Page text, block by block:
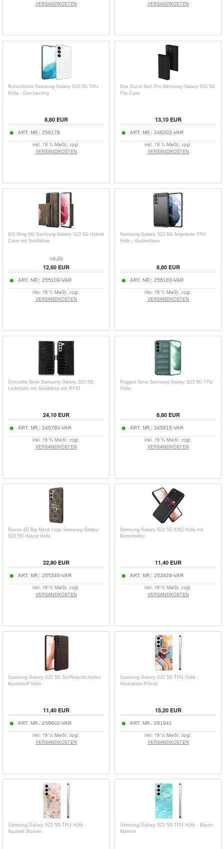
VERSANDKOSTEN
VERSANDKOSTEN
Rutschfeste Samsung Galaxy S23 5G TPU
Hülle - Durchsichtig
8,80EUR
ART. NR.: 256178
inkl. 19 % MwSt. zzgl.
VERSANDKOSTEN
Dux Ducis Skin Pro Samsung Galaxy S23 5G
Flip Case
13,10EUR
ART. NR.: 246202-VAR
inkl. 19 % MwSt. zzgl.
VERSANDKOSTEN
DG.Ming M2 Samsung Galaxy S23 5G Hybrid
Case mit Geldbörse
15,20
12,60EUR
ART. NR.: 255109-VAR
inkl. 19 % MwSt. zzgl.
VERSANDKOSTEN
Samsung Galaxy S23 5G Angeraute TPU
Hülle - Karbonfaser
8,80EUR
ART. NR.: 256183-VAR
inkl. 19 % MwSt. zzgl.
VERSANDKOSTEN
Crocodile Serie Samsung Galaxy S23 5G
Lederhülle mit Geldbörse mit RFID
24,10EUR
ART. NR.: 245793-VAR
inkl. 19 % MwSt. zzgl.
VERSANDKOSTEN
Rugged Serie Samsung Galaxy S23 5G TPU
Hülle
8,80EUR
ART. NR.: 245815-VAR
inkl. 19 % MwSt. zzgl.
VERSANDKOSTEN
Guess 4G Big Metal Logo Samsung Galaxy
S23 5G Hybrid Hülle
22,80EUR
ART. NR.: 255240-VAR
inkl. 19 % MwSt. zzgl.
VERSANDKOSTEN
Samsung Galaxy S23 5G KSQ Hülle mit
Kartenhalter
11,40EUR
ART. NR.: 253829-VAR
inkl. 19 % MwSt. zzgl.
VERSANDKOSTEN
Samsung Galaxy S23 5G Stoffbeschichtetes
Kunststoff Hülle
11,40EUR
ART. NR.: 256602-VAR
inkl. 19 % MwSt. zzgl.
VERSANDKOSTEN
Samsung Galaxy S23 5G TPU Hülle -
Abstraktes Porträt
15,20EUR
ART. NR.: 261941
inkl. 19 % MwSt. zzgl.
VERSANDKOSTEN
Samsung Galaxy S23 5G TPU Hülle -
Aquarell Blumen
Samsung Galaxy S23 5G TPU Hülle - Blauer
Marmor